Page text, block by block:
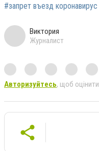
#запрет въезд коронавирус
Виктория
Журналист
Авторизуйтесь, щоб оцінити